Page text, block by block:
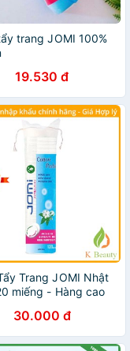
trang JOMI 100%
19.530 đ
Trang JOMI Nhật
miếng - Hàng cao
30.000 đ